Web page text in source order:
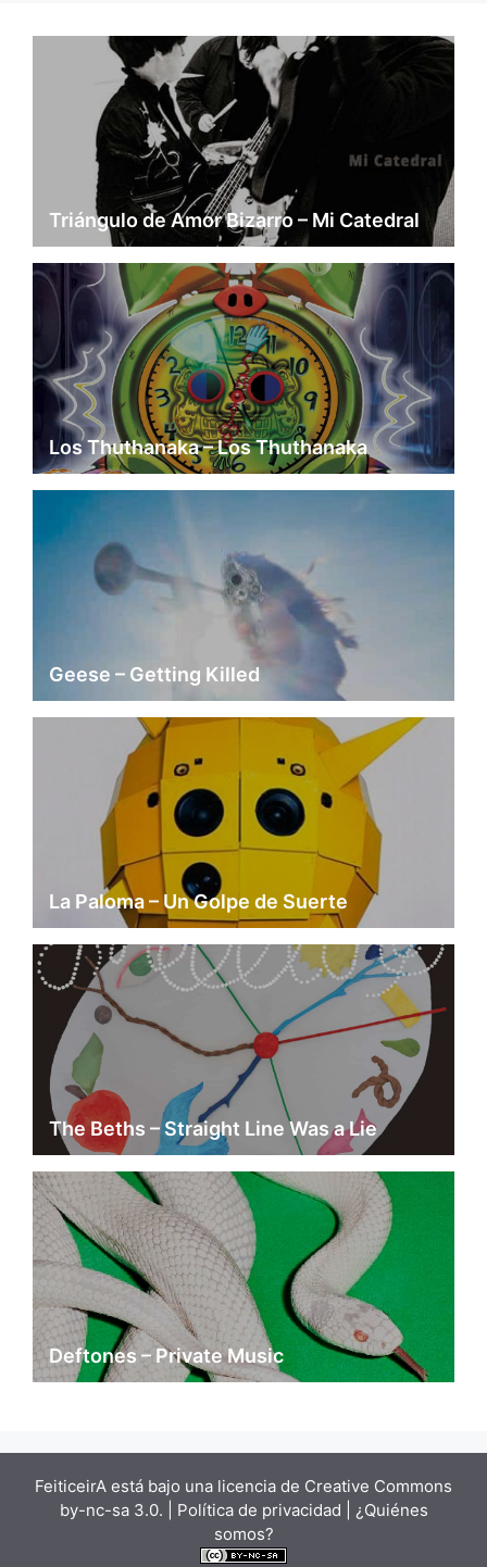
Triángulo de Amor Bizarro – Mi Catedral
Los Thuthanaka – Los Thuthanaka
Geese – Getting Killed
La Paloma – Un Golpe de Suerte
The Beths – Straight Line Was a Lie
Deftones – Private Music
FeiticeirA está bajo una licencia de Creative Commons
by-nc-sa 3.0. | Política de privacidad | ¿Quiénes
somos?